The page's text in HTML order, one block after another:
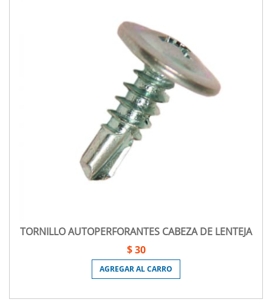
TORNILLO AUTOPERFORANTES CABEZA DE LENTEJA
$ 30
AGREGAR AL CARRO